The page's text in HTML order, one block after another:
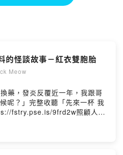
家留言給我喔：
我分享~
的怪談故事－紅衣雙胞胎
Meow
藥，發炎反覆近一年，我跟哥
呢？」完整收聽「先來一杯 我
fstry.pse.is/9frd2w照顧人生
為 Firstory Podcast 廣告